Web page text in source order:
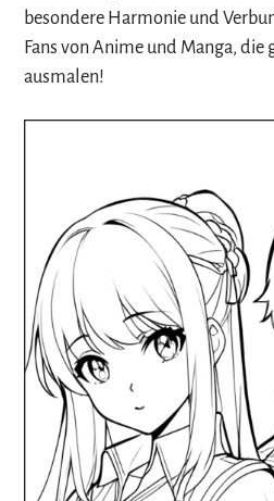
besondere Harmonie und
Fans von Anime und Manga, die
ausmalen!